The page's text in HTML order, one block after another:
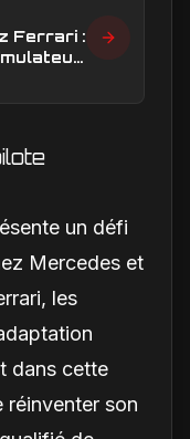
Ferrari :
qui
un défi
Mercedes et
les
dans cette
réinventer son